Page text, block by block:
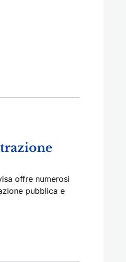
offre numerosi
pubblica e